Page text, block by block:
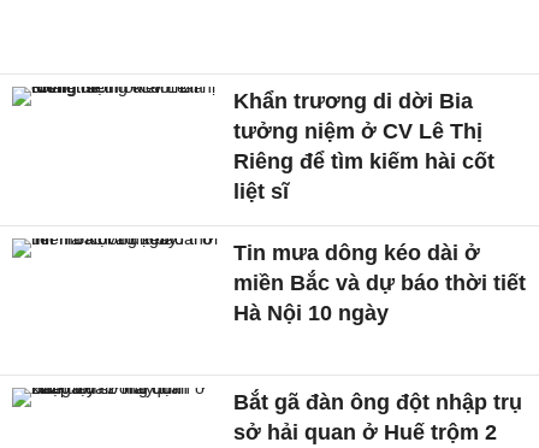
Khẩn trương di dời Bia
tưởng niệm ở CV Lê Thị
Riêng để tìm kiếm hài cốt
liệt sĩ
Tin mưa dông kéo dài ở
miền Bắc và dự báo thời tiết
Hà Nội 10 ngày
Bắt gã đàn ông đột nhập trụ
sở hải quan ở Huế trộm 2